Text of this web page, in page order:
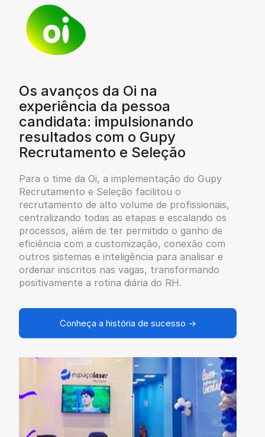
Os avanços da Oi na
experiência da pessoa
candidata: impulsionando
resultados com o Gupy
Recrutamento e Seleção
Para o time da Oi, a implementação do Gupy
Recrutamento e Seleção facilitou o
recrutamento de alto volume de profissionais,
centralizando todas as etapas e escalando os
processos, além de ter permitido o ganho de
eficiência com a customização, conexão com
outros sistemas e inteligência para analisar e
ordenar inscritos nas vagas, transformando
positivamente a rotina diária do RH.
Conheça a história de sucesso →